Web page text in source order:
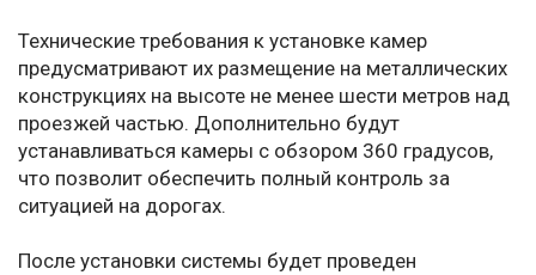
Технические требования к установке камер
предусматривают их размещение на металлических
конструкциях на высоте не менее шести метров над
проезжей частью. Дополнительно будут
устанавливаться камеры с обзором 360 градусов,
что позволит обеспечить полный контроль за
ситуацией на дорогах.
После установки системы будет проведен